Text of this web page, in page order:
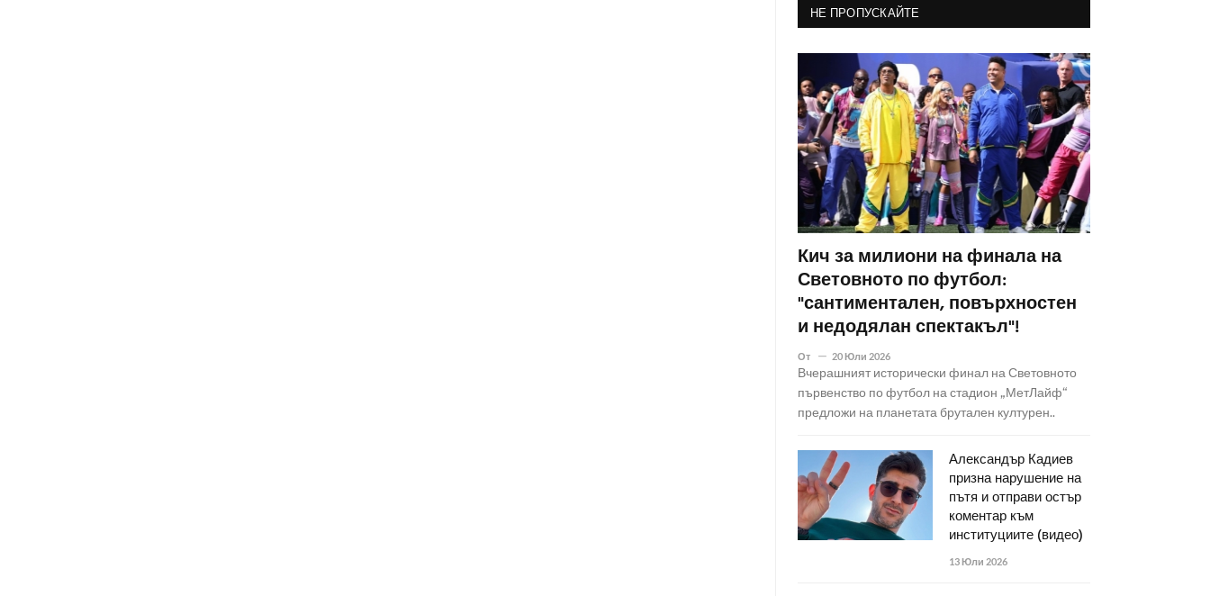
НЕ ПРОПУСКАЙТЕ
Кич за милиони на финала на
Световното по футбол:
"сантиментален, повърхностен
и недодялан спектакъл"!
От 20 Юли 2026
Вчерашният исторически финал на Световното
първенство по футбол на стадион „МетЛайф“
предложи на планетата брутален културен..
Александър Кадиев
призна нарушение на
пътя и отправи остър
коментар към
институциите (видео)
13 Юли 2026